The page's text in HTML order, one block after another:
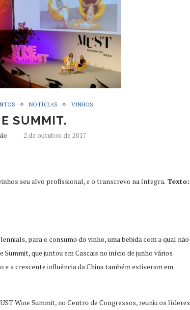
NOTÍCIAS VINHOS
SUMMIT.
2 de outubro de 2017
seu alvo profissional, e o transcrevo na íntegra. Texto:
para o consumo do vinho, uma bebida com a qual não
que juntou em Cascais no início de junho vários
a crescente influência da China também estiveram em
Wine Summit, no Centro de Congressos, reuniu os líderes